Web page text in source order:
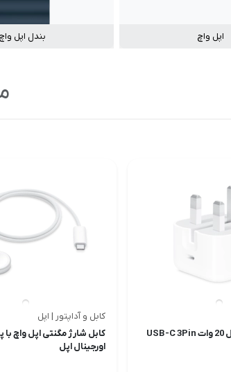
اپل واچ بندل اپل واچ
آداپتور اورجینال اپل 20 وات USB-C 3Pin
کابل و آداپتور | اپل
اورجینال اپل